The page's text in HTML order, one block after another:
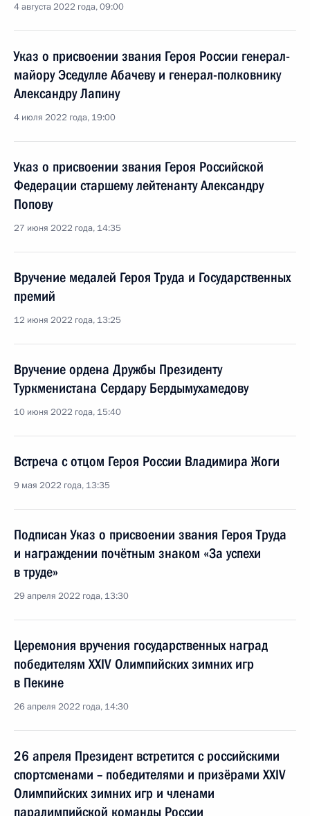
4 августа 2022 года, 09:00
Указ о присвоении звания Героя России генерал-
майору Эседулле Абачеву и генерал-полковнику
Александру Лапину
4 июля 2022 года, 19:00
Указ о присвоении звания Героя Российской
Федерации старшему лейтенанту Александру
Попову
27 июня 2022 года, 14:35
Вручение медалей Героя Труда и Государственных
премий
12 июня 2022 года, 13:25
Вручение ордена Дружбы Президенту
Туркменистана Сердару Бердымухамедову
10 июня 2022 года, 15:40
Встреча с отцом Героя России Владимира Жоги
9 мая 2022 года, 13:35
Подписан Указ о присвоении звания Героя Труда
и награждении почётным знаком «За успехи
в труде»
29 апреля 2022 года, 13:30
Церемония вручения государственных наград
победителям XXIV Олимпийских зимних игр
в Пекине
26 апреля 2022 года, 14:30
26 апреля Президент встретится с российскими
спортсменами – победителями и призёрами XXIV
Олимпийских зимних игр и членами
паралимпийской команды России